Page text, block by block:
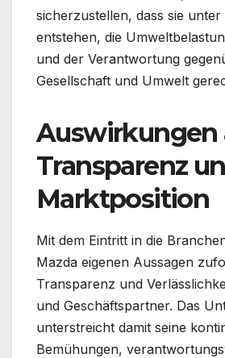
sicherzustellen, dass sie unter
entstehen, die
und der Verantwortung
Gesellschaft und Umwelt
Auswirkungen
Transparenz
Marktposition
Mit dem Eintritt in die
Mazda eigenen Aussagen
Transparenz und
und Geschäftspartner. Das
unterstreicht damit seine
Bemühungen,